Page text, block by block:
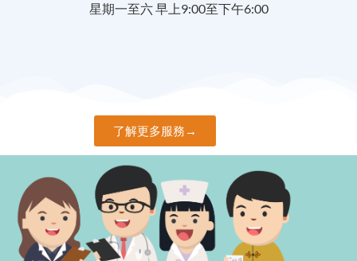
星期一至六 早上9:00至下午6:00
了解更多服務→